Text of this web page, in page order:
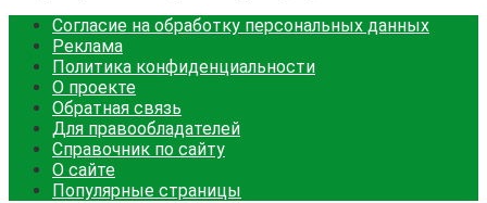
Согласие на обработку персональных данных
Реклама
Политика конфиденциальности
О проекте
Обратная связь
Для правообладателей
Справочник по сайту
О сайте
Популярные страницы